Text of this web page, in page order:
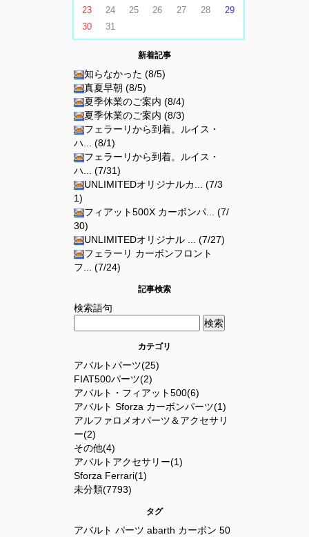
23
24 25 26 27 28
29
30
31
新着記事
知らなかった (8/5)
真夏早朝 (8/5)
夏季休業のご案内 (8/4)
夏季休業のご案内 (8/3)
フェラーリから到着。ルイス・
ハ... (8/1)
フェラーリから到着。ルイス・
ハ... (7/31)
UNLIMITEDオリジナルカ... (7/3
1)
フィアット500X カーボンパ... (7/
30)
UNLIMITEDオリジナル ... (7/27)
フェラーリ カーボンフロント
フ... (7/24)
記事検索
検索語句
カテゴリ
アバルトパーツ(25)
FIAT500パーツ(2)
アバルト・フィアット500(6)
アバルト Sforza カーボンパーツ(1)
アルファロメオパーツ＆アクセサリ
ー(2)
その他(4)
アバルトアクセサリー(1)
Sforza Ferrari(1)
未分類(7793)
タグ
アバルト パーツ abarth カーボン 50